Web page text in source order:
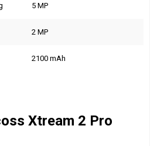
5 MP
2 MP
2100 mAh
Xtream 2 Pro